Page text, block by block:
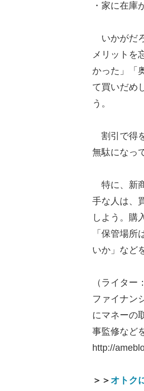
・家に在庫
いかがだ
メリットを
かった」「
て買いだめ
う。
割引で得
無駄になっ
特に、新
手な人は、
しよう。購
「保管場
いか」など
（ライター
ファイナン
にマネーの
事監修など
http://
＞＞ オトク